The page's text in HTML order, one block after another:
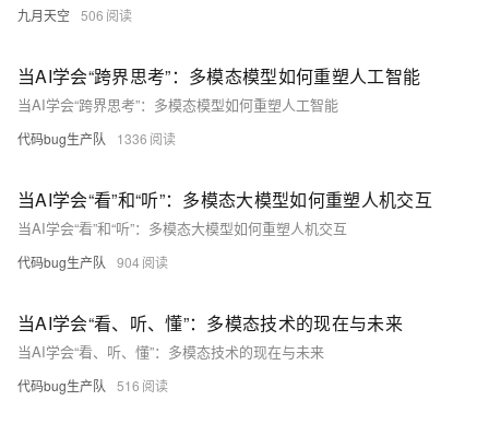
九月天空 506
当AI学会“跨界思考”：多模态模型如何重塑人工智能
当AI学会“跨界思考”：多模态模型如何重塑人工智能
代码bug生产队 1336
当AI学会“看”和“听”：多模态大模型如何重塑人机交互
当AI学会“看”和“听”：多模态大模型如何重塑人机交互
代码bug生产队 904
当AI学会“看、听、懂”：多模态技术的现在与未来
当AI学会“看、听、懂”：多模态技术的现在与未来
代码bug生产队 516